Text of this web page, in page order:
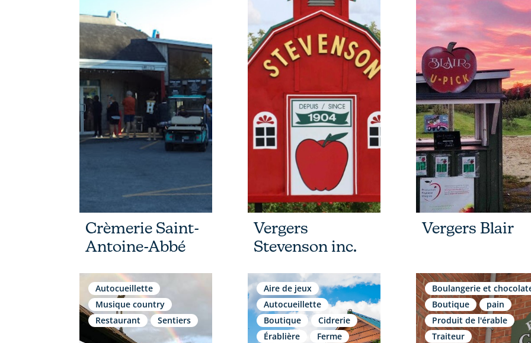
Crèmerie Saint-
Antoine-Abbé
Vergers
Stevenson inc.
Vergers Blair
Autocueillette
Musique country
Restaurant
Sentiers
Aire de jeux
Autocueillette
Boutique
Cidrerie
Érablière
Ferme
Boulangerie et
Boutique
pain
Produit de l'érable
Traiteur